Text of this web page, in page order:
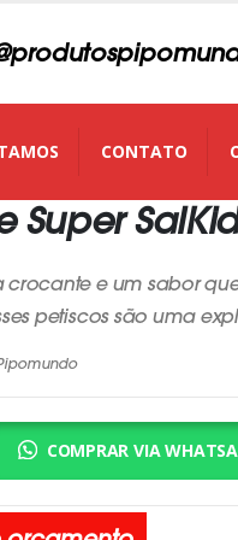
CONTATO
Super
crocante e um sabor
petiscos são uma
COMPRAR VIA